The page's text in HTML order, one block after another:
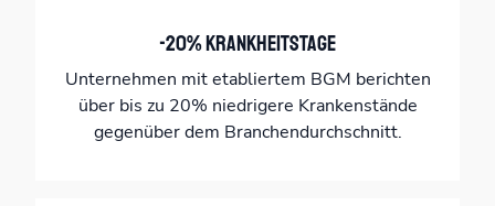
-20% Krankheitstage
Unternehmen mit etabliertem BGM berichten
über bis zu 20% niedrigere Krankenstände
gegenüber dem Branchendurchschnitt.